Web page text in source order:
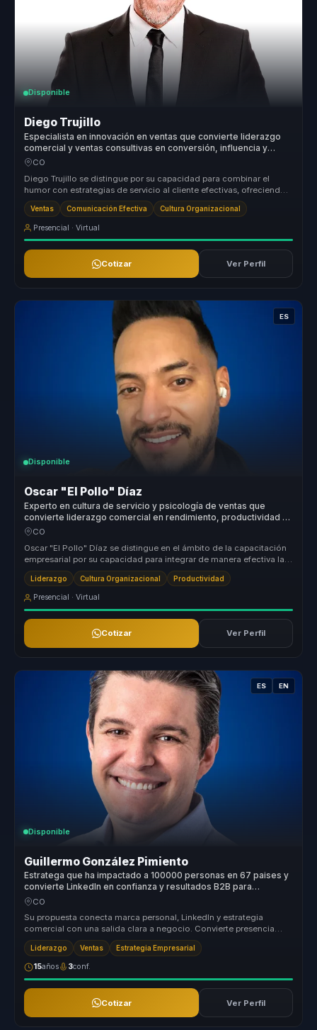
Disponible
Diego Trujillo
Especialista en innovación en ventas que convierte liderazgo
comercial y ventas consultivas en conversión, influencia y
confianza para equipos.
CO
Diego Trujillo se distingue por su capacidad para combinar el
humor con estrategias de servicio al cliente efectivas, ofreciendo
un enfoq...
Ventas Comunicación Efectiva Cultura Organizacional
Presencial · Virtual
Cotizar Ver Perfil
ES
Disponible
Oscar "El Pollo" Díaz
Experto en cultura de servicio y psicología de ventas que
convierte liderazgo comercial en rendimiento, productividad y
cohesión para líderes y equipos.
CO
Oscar "El Pollo" Díaz se distingue en el ámbito de la capacitación
empresarial por su capacidad para integrar de manera efectiva la
neuro...
Liderazgo Cultura Organizacional Productividad
Presencial · Virtual
Cotizar Ver Perfil
ES EN
Disponible
Guillermo González Pimiento
Estratega que ha impactado a 100000 personas en 67 paises y
convierte LinkedIn en confianza y resultados B2B para
empresas.
CO
Su propuesta conecta marca personal, LinkedIn y estrategia
comercial con una salida clara a negocio. Convierte presencia
digital y confia...
Liderazgo Ventas Estrategia Empresarial
15años 3conf.
Cotizar Ver Perfil